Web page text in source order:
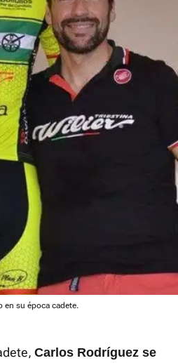
en su época cadete.
Carlos Rodríguez se